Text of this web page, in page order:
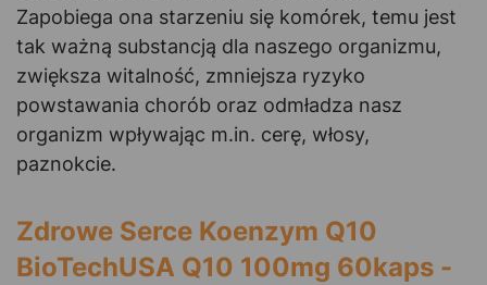
Zapobiega ona starzeniu się komórek, temu jest
tak ważną substancją dla naszego organizmu,
zwiększa witalność, zmniejsza ryzyko
powstawania chorób oraz odmładza nasz
organizm wpływając m.in. cerę, włosy,
paznokcie.
Zdrowe Serce Koenzym Q10
BioTechUSA Q10 100mg 60kaps -